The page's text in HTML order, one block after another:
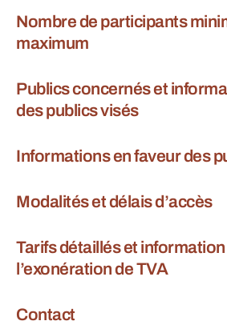
Nombre de participants
maximum
Publics concernés et
des publics visés
Informations en faveur des
Modalités et délais d’accès
Tarifs détaillés et
l’exonération de TVA
Contact